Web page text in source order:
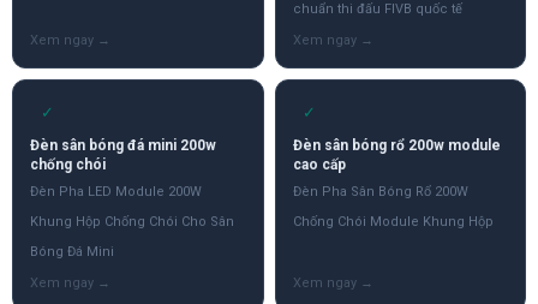
chuẩn thi đấu FIVB quốc tế
✓
Đèn sân bóng đá mini 200w
chống chói
Đèn Pha LED Module 200W
Khung Hộp Chống Chói Cho Sân
Bóng Đá Mini
✓
Đèn sân bóng rổ 200w module
cao cấp
Đèn Pha Sân Bóng Rổ 200W
Chống Chói Module Khung Hộp